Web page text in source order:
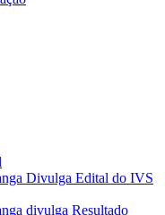
Divulga Edital do IVS
divulga Resultado